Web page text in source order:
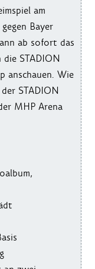
am
Bayer
ab sofort das
STADION
anschauen. Wie
STADION
MHP Arena